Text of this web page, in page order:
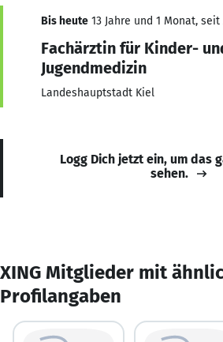
Bis heute 13 Jahre und 1 Monat, seit
Fachärztin für Kinder-
Jugendmedizin
Landeshauptstadt Kiel
Logg Dich jetzt ein, um das
sehen.
XING Mitglieder mit
Profilangaben